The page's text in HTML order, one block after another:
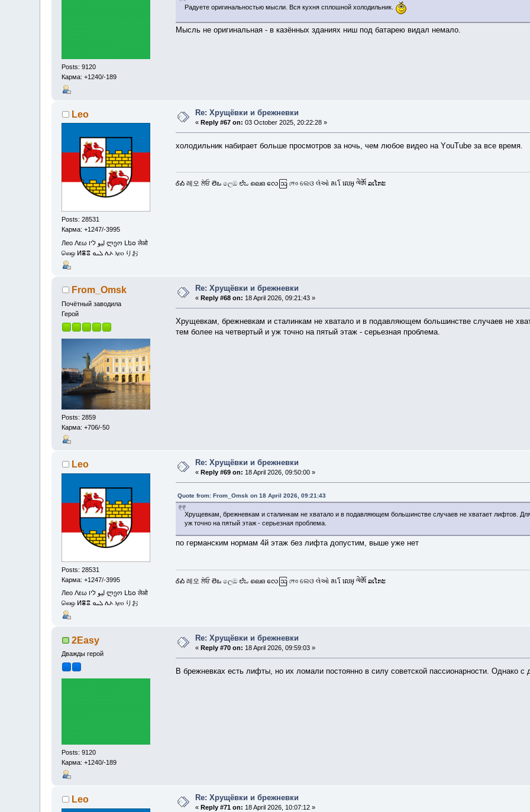
Posts: 9120
Карма: +1240/-189
Радуете оригинальностью мысли. Вся кухня сплошной холодильник.
Мысль не оригинальная - в казённых зданиях ниш под батарею видал немало.
Leo
Posts: 28531
Карма: +1247/-3995
Лео Λεω ليو ליו ლეო Լեօ लेओ
லெஒ ⵍⴻⵓ ܠܝܘ ሌኦ ⲗⲉⲟ りお
Re: Хрущёвки и брежневки
« Reply #67 on: 03 October 2025, 20:22:28 »
холодильник набирает больше просмотров за ночь, чем любое видео на YоuТubе за все время.
ᎴᎣ 레오 ਲੇਓ లెఒ ලෙඔ ಲೆಒ ലെഒ လေဩ লেও ଲେଓ લેઓ ลเโ លេអុ ལེཨོ ລເໂກະ
From_Omsk
Почётный заводила
Герой
Posts: 2859
Карма: +706/-50
Re: Хрущёвки и брежневки
« Reply #68 on: 18 April 2026, 09:21:43 »
Хрущевкам, брежневкам и сталинкам не хватало и в подавляющем большинстве случаев не
тем более на четвертый и уж точно на пятый этаж - серьезная проблема.
Leo
Posts: 28531
Карма: +1247/-3995
Лео Λεω ليو ליו ლეო Լեօ लेओ
லெஒ ⵍⴻⵓ ܠܝܘ ሌኦ ⲗⲉⲟ りお
Re: Хрущёвки и брежневки
« Reply #69 on: 18 April 2026, 09:50:00 »
Quote from: From_Omsk on 18 April 2026, 09:21:43
Хрущевкам, брежневкам и сталинкам не хватало и в подавляющем большинстве случаев не хватает лифтов.
уж точно на пятый этаж - серьезная проблема.
по германским нормам 4й этаж без лифта допустим, выше уже нет
ᎴᎣ 레오 ਲੇਓ లెఒ ලෙඔ ಲೆಒ ലെഒ လေဩ লেও ଲେଓ લેઓ ลเโ លេអុ ལེཨོ ລເໂກະ
2Easy
Дважды герой
Posts: 9120
Карма: +1240/-189
Re: Хрущёвки и брежневки
« Reply #70 on: 18 April 2026, 09:59:03 »
В брежневках есть лифты, но их ломали постоянно в силу советской пассионарности. Однако
Leo Re: Хрущёвки и брежневки
« Reply #71 on: 18 April 2026, 10:07:12 »